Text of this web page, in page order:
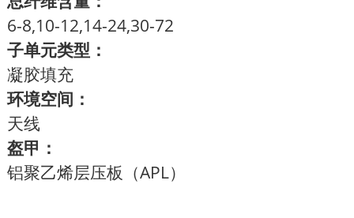
6-8,10-12,14-24,30-72
子单元类型：
凝胶填充
环境空间：
天线
盔甲：
铝聚乙烯层压板（APL）